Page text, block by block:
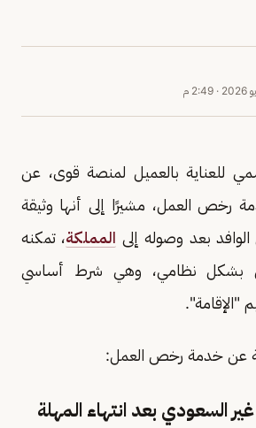
· 2:49 م
للعناية بالعميل لمنصة قوى، عن
رخص العمل، مشيرًا إلى أنها وثيقة
الوافد بعد وصوله إلى المملكة، تمكنه
بشكل نظامي، وهي شرط أساسي
"الإقامة".
عن خدمة رخص العمل:
السعودي بعد انتهاء المهلة